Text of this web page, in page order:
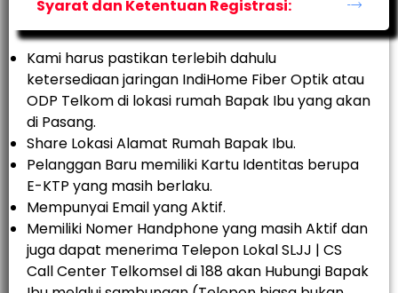
Syarat dan Ketentuan Registrasi:
Kami harus pastikan terlebih dahulu
ketersediaan jaringan IndiHome Fiber Optik atau
ODP Telkom di lokasi rumah Bapak Ibu yang akan
di Pasang.
Share Lokasi Alamat Rumah Bapak Ibu.
Pelanggan Baru memiliki Kartu Identitas berupa
E-KTP yang masih berlaku.
Mempunyai Email yang Aktif.
Memiliki Nomer Handphone yang masih Aktif dan
juga dapat menerima Telepon Lokal SLJJ | CS
Call Center Telkomsel di 188 akan Hubungi Bapak